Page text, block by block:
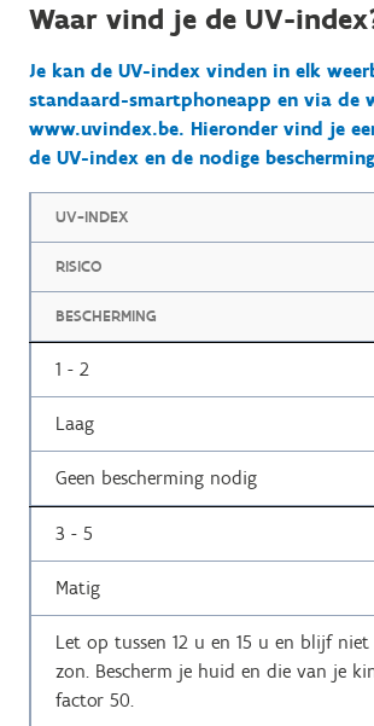
Waar vind je de UV-
Je kan de UV-index vinden in elk
standaard-smartphoneapp en via de
www.uvindex.be. Hieronder vind je
de UV-index en de nodige
UV-INDEX
RISICO
BESCHERMING
1 - 2
Laag
Geen bescherming nodig
3 - 5
Matig
Let op tussen 12 u en 15 u en blijf
zon. Bescherm je huid en die van je
factor 50.